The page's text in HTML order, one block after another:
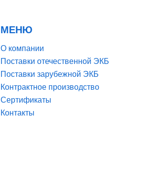
МЕНЮ
О компании
Поставки отечественной ЭКБ
Поставки зарубежной ЭКБ
Контрактное производство
Контакты
Сертификаты